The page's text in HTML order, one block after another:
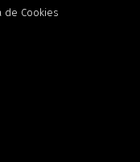
de Cookies